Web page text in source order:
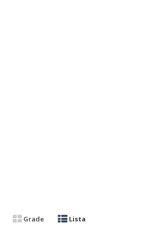
Grade Lista